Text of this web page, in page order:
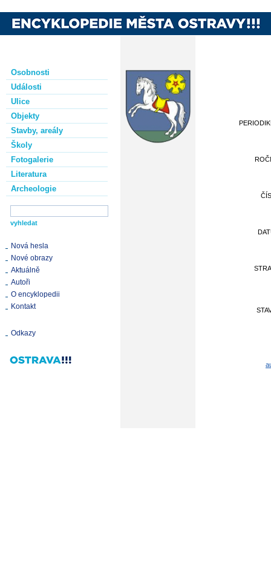
Osobnosti
Události
Ulice
Objekty
Stavby, areály
Školy
Fotogalerie
Literatura
Archeologie
Nová hesla
Nové obrazy
Aktuálně
Autoři
O encyklopedii
Kontakt
Odkazy